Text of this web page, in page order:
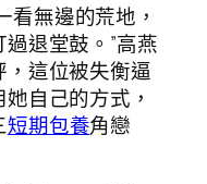
看無邊的荒地，
退堂鼓。”高燕
這位被失衡逼
自己的方式，
短期包養角戀